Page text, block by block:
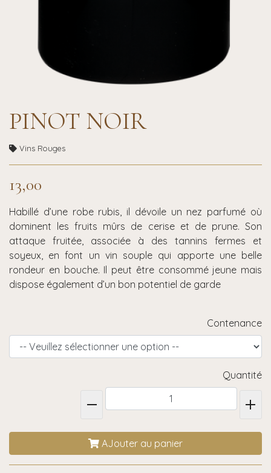
PINOT NOIR
Vins Rouges
13,00
Habillé d’une robe rubis, il dévoile un nez parfumé où
dominent les fruits mûrs de cerise et de prune. Son
attaque fruitée, associée à des tannins fermes et
soyeux, en font un vin souple qui apporte une belle
rondeur en bouche. Il peut être consommé jeune mais
dispose également d’un bon potentiel de garde
Contenance
Quantité
AJouter au panier